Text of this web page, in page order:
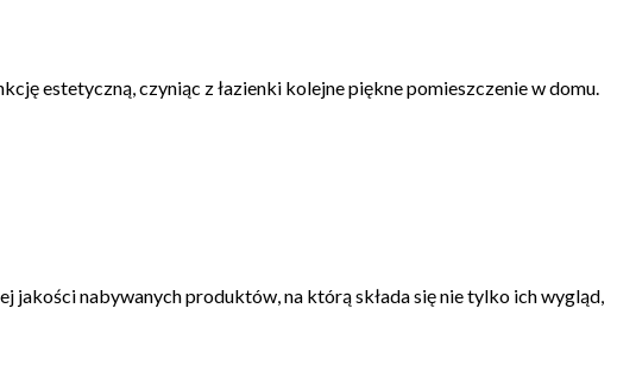
estetyczną, czyniąc z łazienki kolejne piękne pomieszczenie w domu.
jakości nabywanych produktów, na którą składa się nie tylko ich wygląd,